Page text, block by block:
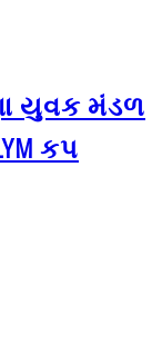
યુવક મંડળ
કપ